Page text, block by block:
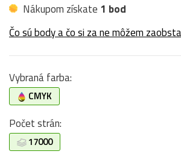
Nákupom získate 1 bod
Čo sú body a čo si za ne môžem
Vybraná farba:
CMYK
Počet strán:
17000